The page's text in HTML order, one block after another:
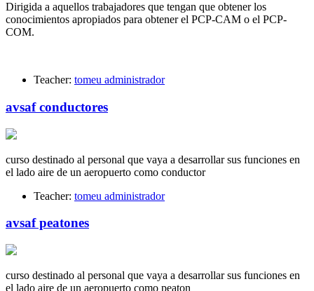
Dirigida a aquellos trabajadores que tengan que obtener los
conocimientos apropiados para obtener el PCP-CAM o el PCP-
COM.
Teacher: tomeu administrador
avsaf conductores
curso destinado al personal que vaya a desarrollar sus funciones en
el lado aire de un aeropuerto como conductor
Teacher: tomeu administrador
avsaf peatones
curso destinado al personal que vaya a desarrollar sus funciones en
el lado aire de un aeropuerto como peaton